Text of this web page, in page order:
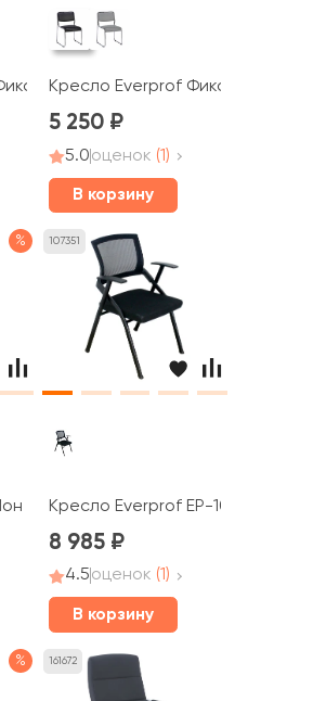
Плюс / Fix Plus
Кресло Everprof Фикс Хром /
5 250
5.0оценок (1)
В корзину
%
/ lone (D201)
107351
Кресло Everprof EP-100
8 985
4.5оценок (1)
В корзину
% 161672